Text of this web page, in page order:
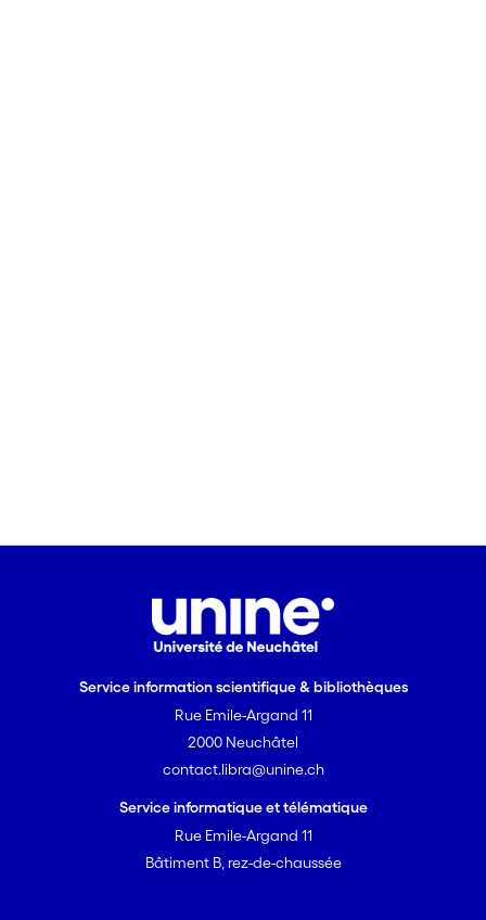
Service information scientifique & bibliothèques
Rue Emile-Argand 11
2000 Neuchâtel
contact.libra@unine.ch
Service informatique et télématique
Rue Emile-Argand 11
Bâtiment B, rez-de-chaussée